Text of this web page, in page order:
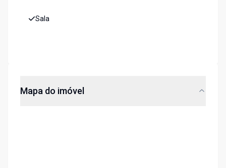
Sala
Mapa do imóvel